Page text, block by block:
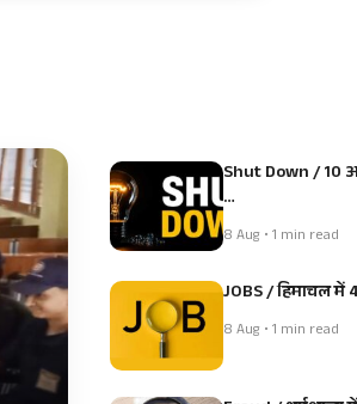
Shut Down / 10
…
8 Aug • 1 min read
JOBS / हिमाचल में
8 Aug • 1 min read